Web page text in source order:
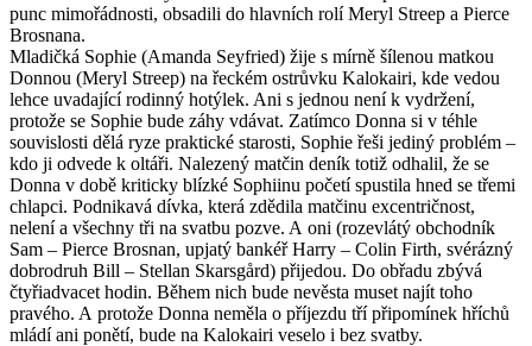
punc mimořádnosti, obsadili do hlavních rolí Meryl Streep a Pierce
Brosnana.
Mladičká Sophie (Amanda Seyfried) žije s mírně šílenou matkou
Donnou (Meryl Streep) na řeckém ostrůvku Kalokairi, kde vedou
lehce uvadající rodinný hotýlek. Ani s jednou není k vydržení,
protože se Sophie bude záhy vdávat. Zatímco Donna si v téhle
souvislosti dělá ryze praktické starosti, Sophie řeši jediný problém –
kdo ji odvede k oltáři. Nalezený matčin deník totiž odhalil, že se
Donna v době kriticky blízké Sophiinu početí spustila hned se třemi
chlapci. Podnikavá dívka, která zdědila matčinu excentričnost,
nelení a všechny tři na svatbu pozve. A oni (rozevlátý obchodník
Sam – Pierce Brosnan, upjatý bankéř Harry – Colin Firth, svérázný
dobrodruh Bill – Stellan Skarsgård) přijedou. Do obřadu zbývá
čtyřiadvacet hodin. Během nich bude nevěsta muset najít toho
pravého. A protože Donna neměla o příjezdu tří připomínek hříchů
mládí ani ponětí, bude na Kalokairi veselo i bez svatby.